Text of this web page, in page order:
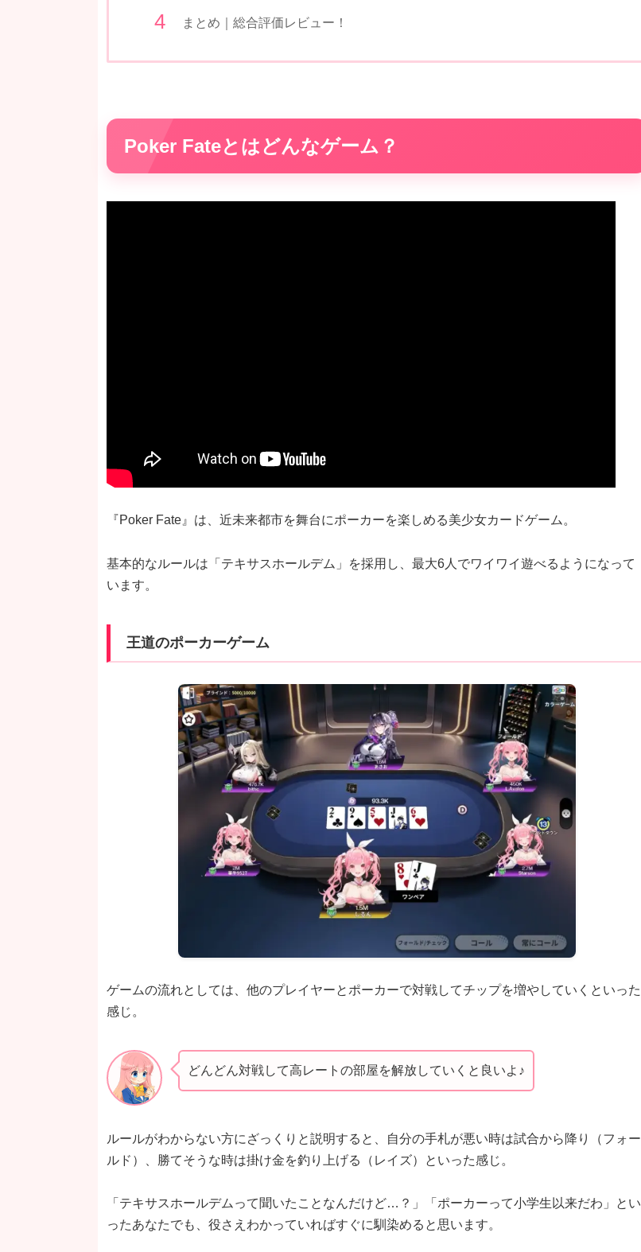
まとめ｜総合評価レビュー！
Poker Fateとはどんなゲーム？
『Poker Fate』は、近未来都市を舞台にポーカーを楽しめる美少女カードゲーム。
基本的なルールは「テキサスホールデム」を採用し、最大6人でワイワイ遊べるようになって
います。
王道のポーカーゲーム
ゲームの流れとしては、他のプレイヤーとポーカーで対戦してチップを増やしていくといった
感じ。
どんどん対戦して高レートの部屋を解放していくと良いよ♪
ルールがわからない方にざっくりと説明すると、自分の手札が悪い時は試合から降り（フォー
ルド）、勝てそうな時は掛け金を釣り上げる（レイズ）といった感じ。
「テキサスホールデムって聞いたことなんだけど…？」「ポーカーって小学生以来だわ」とい
ったあなたでも、役さえわかっていればすぐに馴染めると思います。